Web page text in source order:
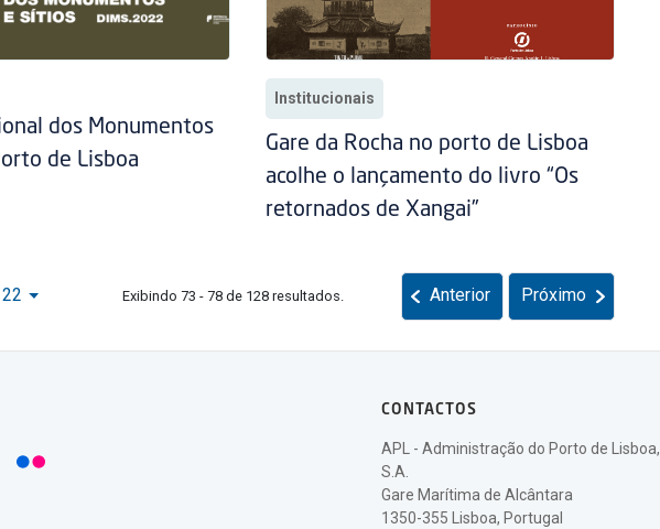
dos Monumentos
de Lisboa
Institucionais
Gare da Rocha no porto de Lisboa
acolhe o lançamento do livro “Os
retornados de Xangai”
Exibindo 73 - 78 de 128 resultados. Anterior Próximo
CONTACTOS
APL - Administração do Porto de Lisboa,
S.A.
Gare Marítima de Alcântara
1350-355 Lisboa, Portugal